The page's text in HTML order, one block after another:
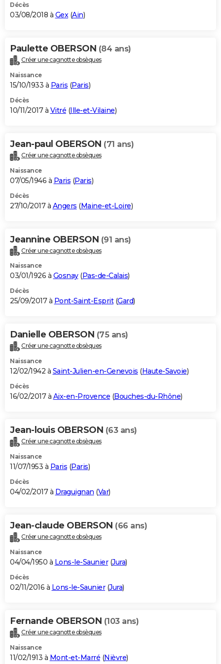
Décès
03/08/2018 à Gex(Ain)
Paulette OBERSON (84 ans)
Créer une cagnotte obsèques
Naissance
15/10/1933 à Paris (Paris)
Décès
10/11/2017 à Vitré (Ille-et-Vilaine)
Jean-paul OBERSON (71 ans)
Créer une cagnotte obsèques
Naissance
07/05/1946 à Paris (Paris)
Décès
27/10/2017 à Angers (Maine-et-Loire)
Jeannine OBERSON (91 ans)
Créer une cagnotte obsèques
Naissance
03/01/1926 à Gosnay(Pas-de-Calais)
Décès
25/09/2017 à Pont-Saint-Esprit(Gard)
Danielle OBERSON (75 ans)
Créer une cagnotte obsèques
Naissance
12/02/1942 à Saint-Julien-en-Genevois (Haute-Savoie)
Décès
16/02/2017 à Aix-en-Provence (Bouches-du-Rhône)
Jean-louis OBERSON (63 ans)
Créer une cagnotte obsèques
Naissance
11/07/1953 à Paris (Paris)
Décès
04/02/2017 à Draguignan (Var)
Jean-claude OBERSON (66 ans)
Créer une cagnotte obsèques
Naissance
04/04/1950 à Lons-le-Saunier(Jura)
Décès
02/11/2016 à Lons-le-Saunier(Jura)
Fernande OBERSON (103 ans)
Créer une cagnotte obsèques
Naissance
11/02/1913 à Mont-et-Marré (Nièvre)